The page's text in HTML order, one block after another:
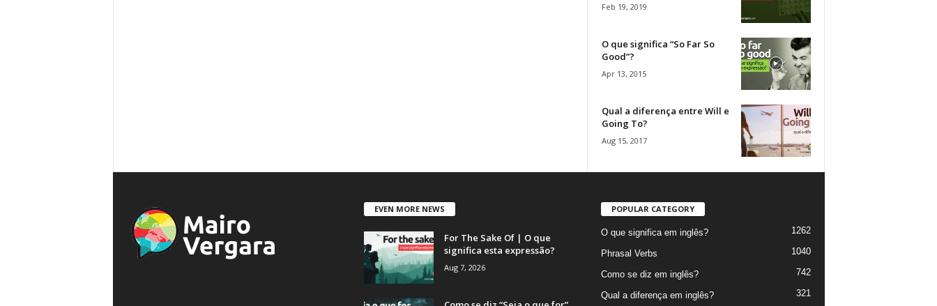
Feb 19, 2019
O que significa “So Far So
Good”?
Apr 13, 2015
Qual a diferença entre Will e
Going To?
Aug 15, 2017
EVEN MORE NEWS
For The Sake Of | O que
significa esta expressão?
Aug 7, 2026
POPULAR CATEGORY
O que significa em inglês? 1262
Phrasal Verbs 1040
Como se diz em inglês? 742
Qual a diferença em inglês? 321